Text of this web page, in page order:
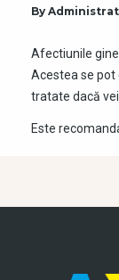
By
Afectiunile
Acestea se pot
tratate dacă
Este